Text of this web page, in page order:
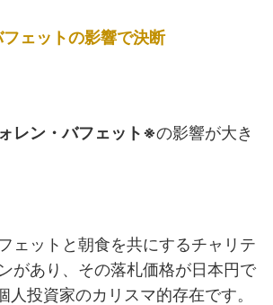
ェットの影響で決断
レン・バフェット※の影響が大き
ェットと朝食を共にするチャリテ
があり、その落札価格が日本円で
人投資家のカリスマ的存在です。